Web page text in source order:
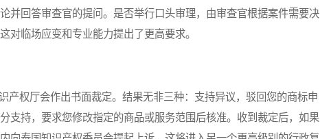
并回答审查官的提问。是否举行口头审理，由审查官根据案件需要决
对临场应变和专业能力提出了更高要求。
权厅会作出书面裁定。结果无非三种：支持异议，驳回您的商标申
支持，要求您修改指定的商品或服务范围后核准。收到裁定后，如果